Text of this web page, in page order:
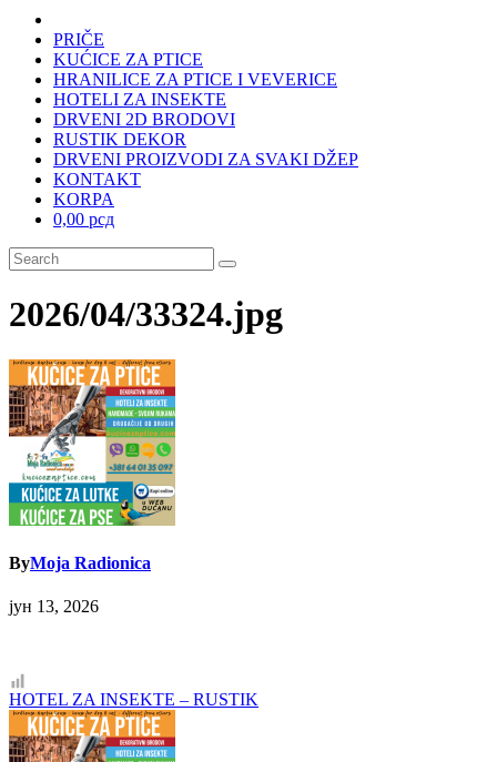
PRIČE
KUĆICE ZA PTICE
HRANILICE ZA PTICE I VEVERICE
HOTELI ZA INSEKTE
DRVENI 2D BRODOVI
RUSTIK DEKOR
DRVENI PROIZVODI ZA SVAKI DŽEP
KONTAKT
KORPA
0,00 рсд
2026/04/33324.jpg
ByMoja Radionica
јун 13, 2026
Кретање
чланка
HOTEL ZA INSEKTE – RUSTIK